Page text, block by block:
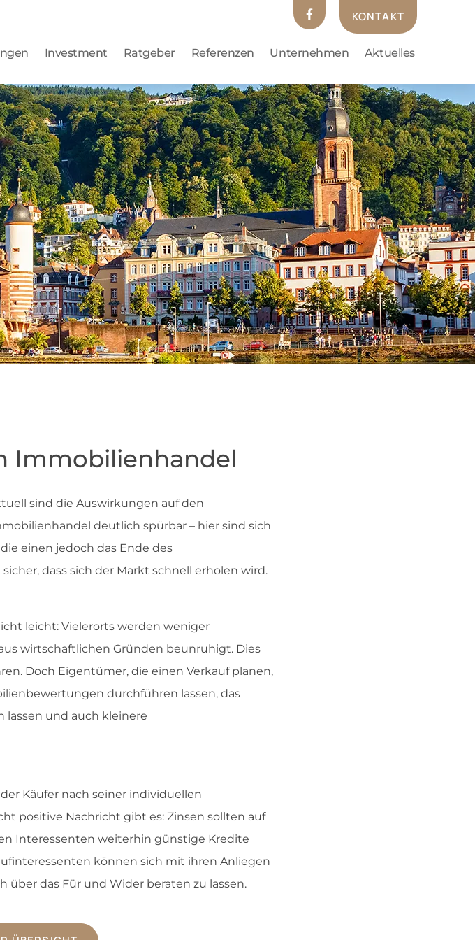
KONTAKT
Investment Ratgeber Referenzen Unternehmen Aktuelles
Immobilienhandel
sind die Auswirkungen auf den
deutlich spürbar – hier sind sich
einen jedoch das Ende des
dass sich der Markt schnell erholen wird.
leicht: Vielerorts werden weniger
wirtschaftlichen Gründen beunruhigt. Dies
Doch Eigentümer, die einen Verkauf planen,
durchführen lassen, das
lassen und auch kleinere
Käufer nach seiner individuellen
positive Nachricht gibt es: Zinsen sollten auf
Interessenten weiterhin günstige Kredite
können sich mit ihren Anliegen
das Für und Wider beraten zu lassen.